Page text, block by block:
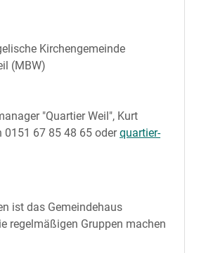
Kirchengemeinde
(MBW)
"Quartier Weil", Kurt
0151 67 85 48 65 oderquartier-
ist das Gemeindehaus
regelmäßigen Gruppen machen